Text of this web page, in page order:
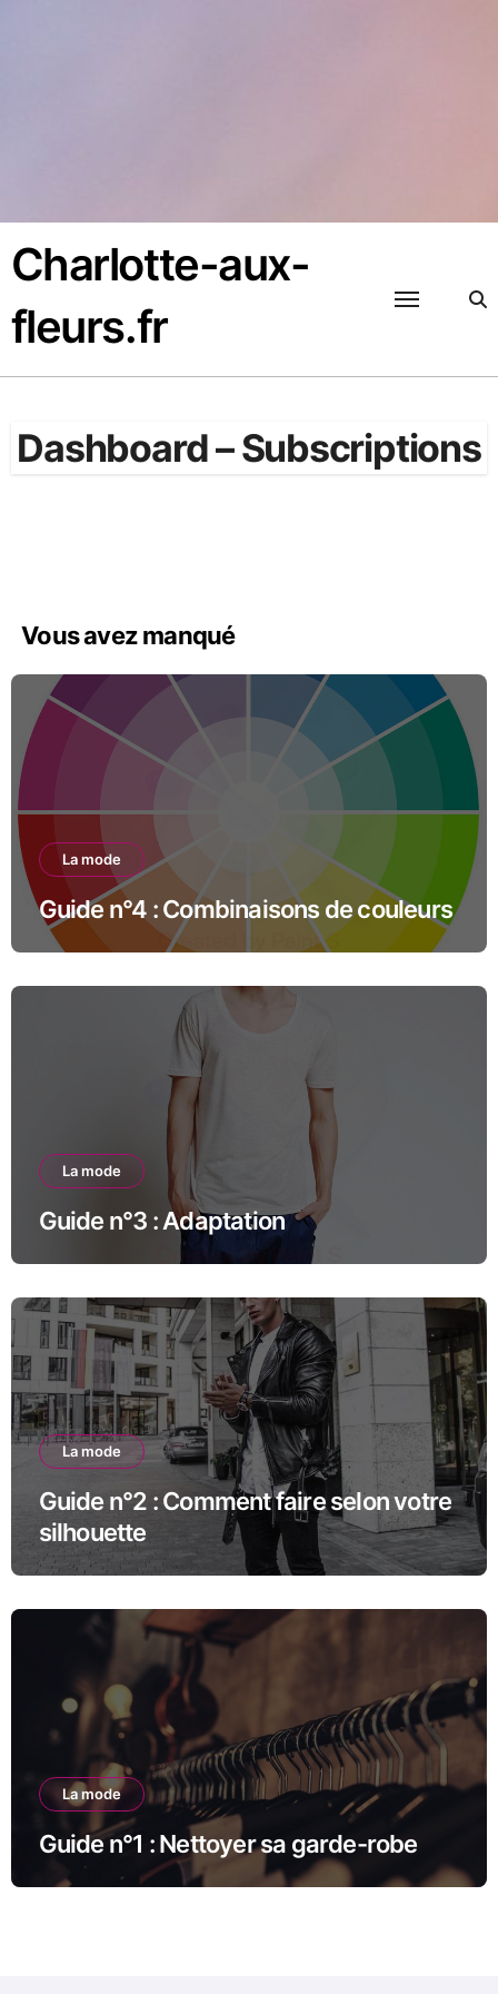
Charlotte-aux-
fleurs.fr
Dashboard – Subscriptions
Vous avez manqué
La mode
Guide n°4 : Combinaisons de couleurs
La mode
Guide n°3 : Adaptation
La mode
Guide n°2 : Comment faire selon votre
silhouette
La mode
Guide n°1 : Nettoyer sa garde-robe